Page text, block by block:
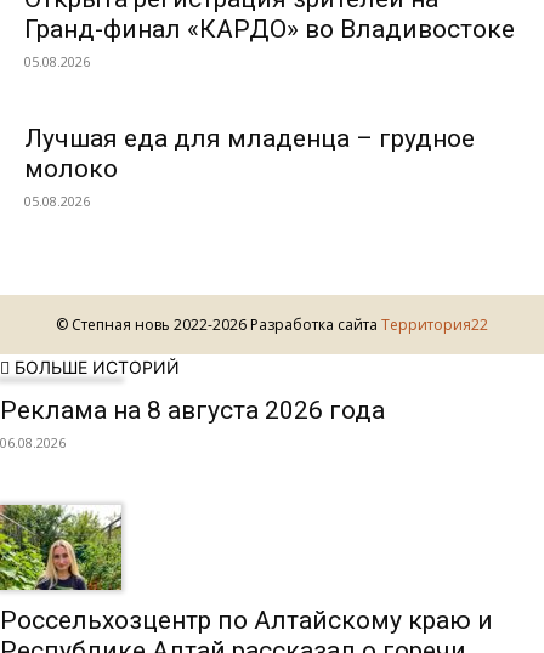
Гранд-финал «КАРДО» во Владивостоке
05.08.2026
Лучшая еда для младенца – грудное
молоко
05.08.2026
© Степная новь 2022-2026 Разработка сайта Территория22
БОЛЬШЕ ИСТОРИЙ
Реклама на 8 августа 2026 года
06.08.2026
Россельхозцентр по Алтайскому краю и